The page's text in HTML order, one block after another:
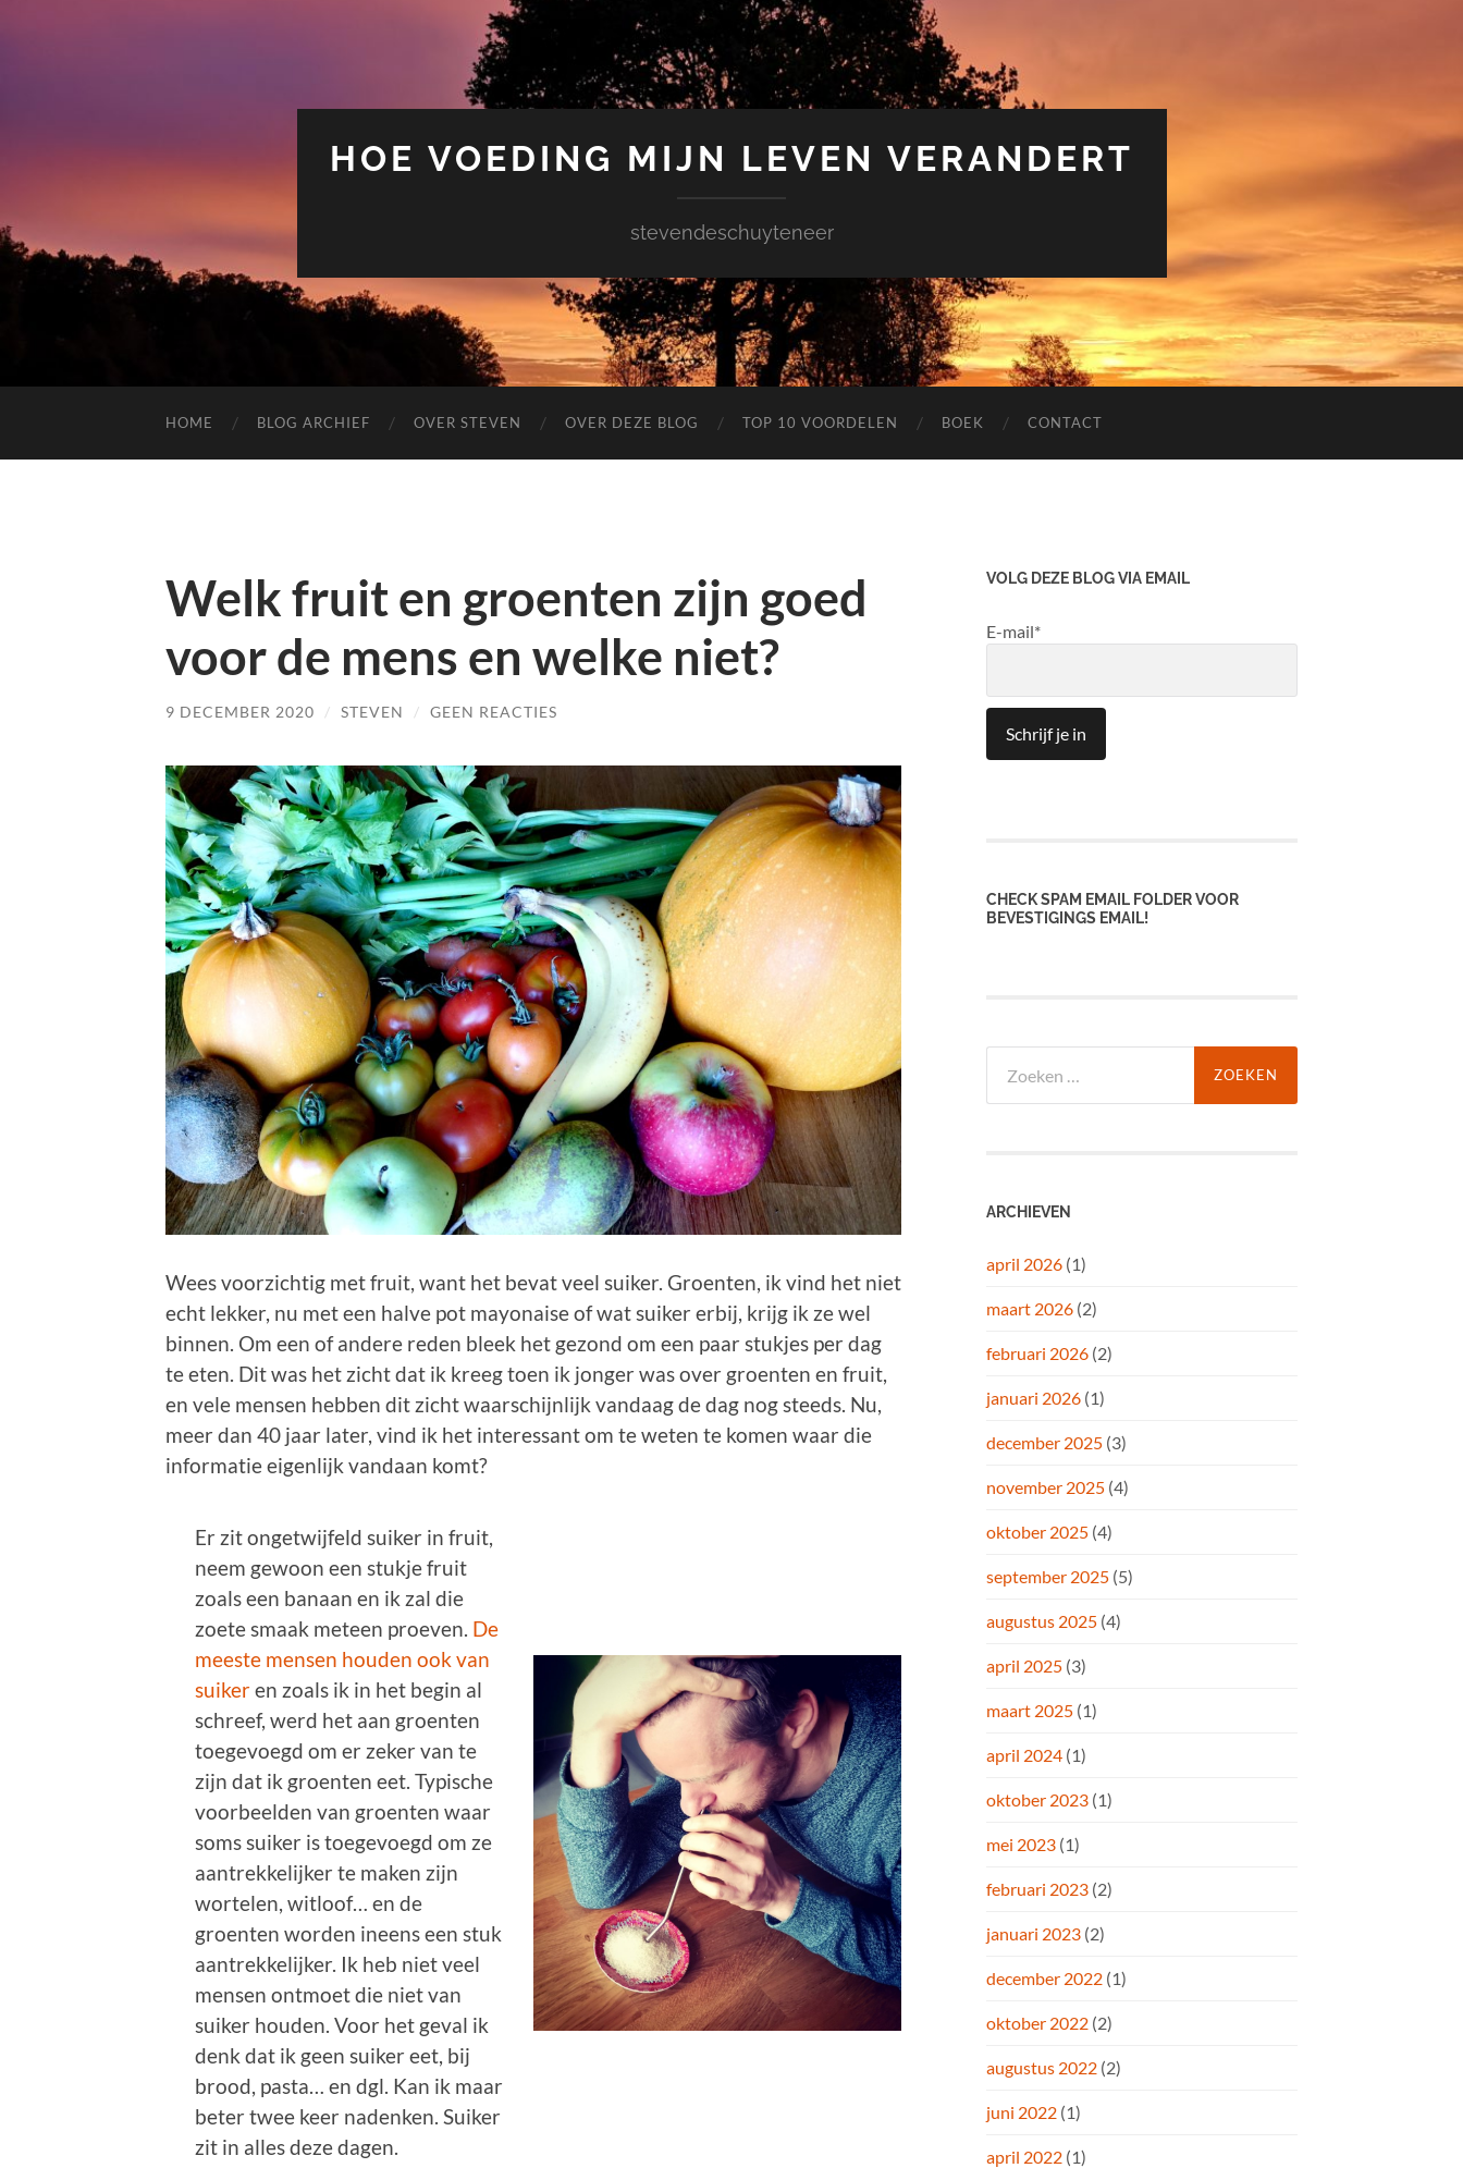
HOE VOEDING MIJN LEVEN VERANDERT
stevendeschuyteneer
HOME BLOG ARCHIEF OVER STEVEN OVER DEZE BLOG TOP 10 VOORDELEN BOEK CONTACT
Welk fruit en groenten zijn goed
voor de mens en welke niet?
9 DECEMBER 2020 / STEVEN / GEEN REACTIES
Wees voorzichtig met fruit, want het bevat veel suiker. Groenten, ik vind het niet
echt lekker, nu met een halve pot mayonaise of wat suiker erbij, krijg ik ze wel
binnen. Om een of andere reden bleek het gezond om een paar stukjes per dag
te eten. Dit was het zicht dat ik kreeg toen ik jonger was over groenten en fruit,
en vele mensen hebben dit zicht waarschijnlijk vandaag de dag nog steeds. Nu,
meer dan 40 jaar later, vind ik het interessant om te weten te komen waar die
informatie eigenlijk vandaan komt?
Er zit ongetwijfeld suiker in fruit,
neem gewoon een stukje fruit
zoals een banaan en ik zal die
zoete smaak meteen proeven. De
meeste mensen houden ook van
suikeren zoals ik in het begin al
schreef, werd het aan groenten
toegevoegd om er zeker van te
zijn dat ik groenten eet. Typische
voorbeelden van groenten waar
soms suiker is toegevoegd om ze
aantrekkelijker te maken zijn
wortelen, witloof… en de
groenten worden ineens een stuk
aantrekkelijker. Ik heb niet veel
mensen ontmoet die niet van
suiker houden. Voor het geval ik
denk dat ik geen suiker eet, bij
brood, pasta… en dgl. Kan ik maar
beter twee keer nadenken. Suiker
zit in alles deze dagen.
VOLG DEZE BLOG VIA EMAIL
E-mail*
CHECK SPAM EMAIL FOLDER VOOR
BEVESTIGINGS EMAIL!
naar:
ARCHIEVEN
april 2026 (1)
maart 2026 (2)
februari 2026 (2)
januari 2026 (1)
december 2025 (3)
november 2025 (4)
oktober 2025 (4)
september 2025 (5)
augustus 2025 (4)
april 2025 (3)
maart 2025 (1)
april 2024 (1)
oktober 2023 (1)
mei 2023 (1)
februari 2023 (2)
januari 2023 (2)
december 2022 (1)
oktober 2022 (2)
augustus 2022 (2)
juni 2022 (1)
april 2022 (1)